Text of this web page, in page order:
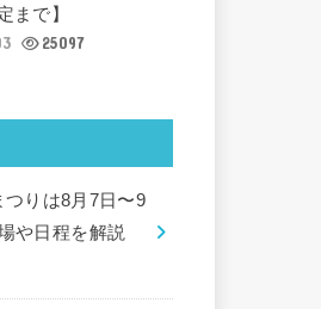
まで】
25097
つりは8月7日〜9
や日程を解説